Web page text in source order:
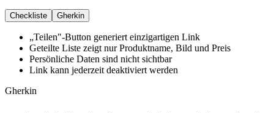
Checkliste Gherkin
„Teilen"-Button generiert einzigartigen Link
Geteilte Liste zeigt nur Produktname, Bild und Preis
Persönliche Daten sind nicht sichtbar
Link kann jederzeit deaktiviert werden
Gherkin